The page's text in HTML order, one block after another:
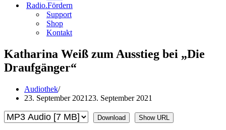
Radio.Fördern
Support
Shop
Kontakt
Katharina Weiß zum Ausstieg bei „Die
Draufgänger“
Audiothek
23. September 2021 23. September 2021
Download Show URL